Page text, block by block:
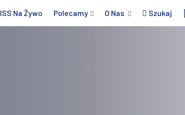
ISS Na Żywo Polecamy O Nas Szukaj